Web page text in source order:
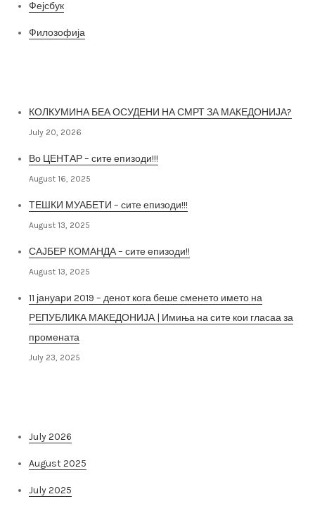
Фејсбук
Филозофија
КОЛКУМИНА БЕА ОСУДЕНИ НА СМРТ ЗА МАКЕДОНИЈА?
July 20, 2026
Во ЦЕНТАР – сите епизоди!!!
August 16, 2025
ТЕШКИ МУАБЕТИ – сите епизоди!!!
August 13, 2025
САЈБЕР КОМАНДА – сите епизоди!!
August 13, 2025
11 јануари 2019 – денот кога беше сменето името на
РЕПУБЛИКА МАКЕДОНИЈА | Имиња на сите кои гласаа за
промената
July 23, 2025
July 2026
August 2025
July 2025